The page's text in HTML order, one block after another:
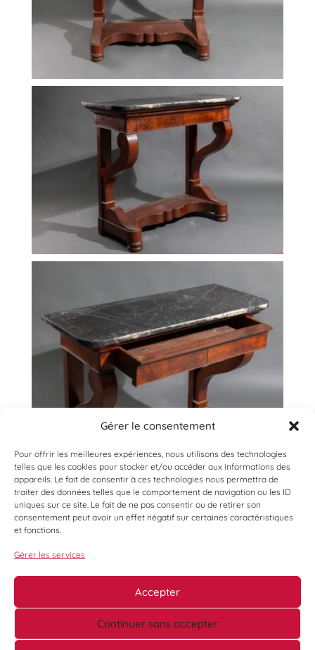
Gérer le consentement
Pour offrir les meilleures expériences, nous utilisons des technologies
telles que les cookies pour stocker et/ou accéder aux informations des
appareils. Le fait de consentir à ces technologies nous permettra de
traiter des données telles que le comportement de navigation ou les ID
uniques sur ce site. Le fait de ne pas consentir ou de retirer son
consentement peut avoir un effet négatif sur certaines caractéristiques
et fonctions.
Gérer les services
Accepter
Continuer sans accepter